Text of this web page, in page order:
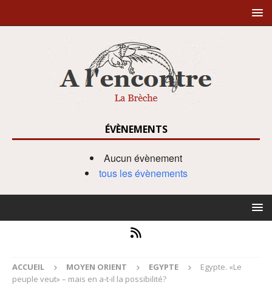
ÉVÈNEMENTS
Aucun évènement
tous les évènements
ACCUEIL MOYEN ORIENT EGYPTE
Egypte. «Le
peuple veut» – mais en a-t-il la possibilité?